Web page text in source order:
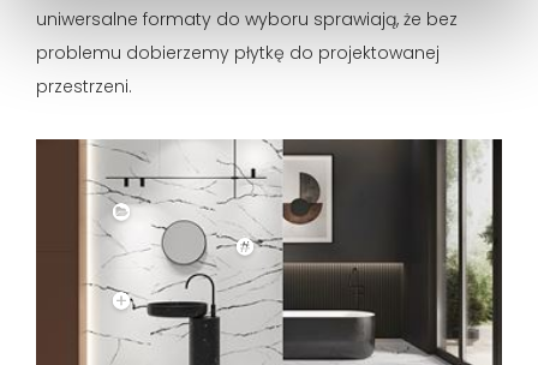
uniwersalne formaty do wyboru sprawiają, że bez
problemu dobierzemy płytkę do projektowanej
przestrzeni.